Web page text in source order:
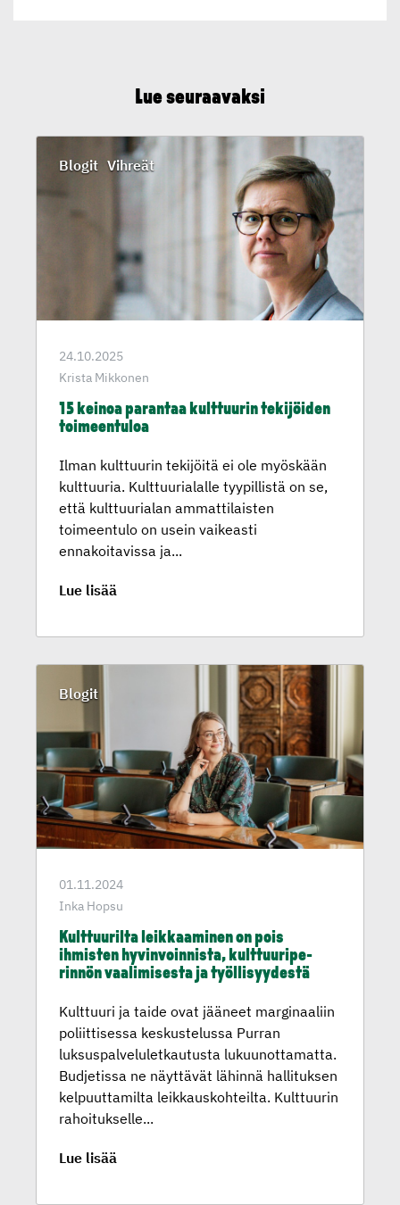
Lue seuraavaksi
24.10.2025
Krista Mikkonen
15 keinoa parantaa kulttuurin tekijöiden
toimeen­tuloa
Ilman kulttuurin tekijöitä ei ole myöskään
kulttuuria. Kulttuurialalle tyypillistä on se,
että kulttuurialan ammattilaisten
toimeentulo on usein vaikeasti
ennakoitavissa ja...
Lue lisää
Blogit Vihreät
01.11.2024
Inka Hopsu
Kulttuu­rilta leikkaa­minen on pois
ihmisten hyvinvoin­nista, kulttuu­ri­pe­
rinnön vaalimi­sesta ja työllisyy­destä
Kulttuuri ja taide ovat jääneet marginaaliin
poliittisessa keskustelussa Purran
luksuspalveluletkautusta lukuunottamatta.
Budjetissa ne näyttävät lähinnä hallituksen
kelpuuttamilta leikkauskohteilta. Kulttuurin
rahoitukselle...
Lue lisää
Blogit